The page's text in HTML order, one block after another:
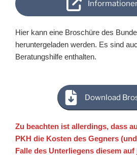
Hier kann eine Broschüre des
heruntergeladen werden. Es sind
Beratungshilfe enthalten.
Download
Zu beachten ist allerdings, dass
PKH die Kosten des Gegners
Falle des Unterliegens diesem